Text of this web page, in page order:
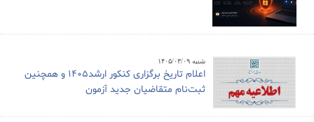
شنبه ۱۴۰۵/۰۳/۰۹
اعلام تاریخ برگزاری کنکور ارشد1405 و همچنین
ثبت‌نام متقاضیان جدید آزمون